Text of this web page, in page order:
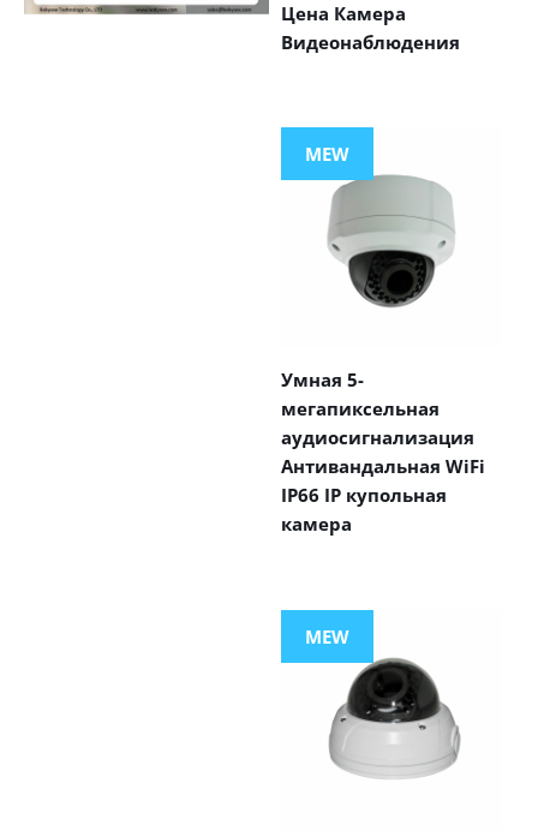
Цена Камера
Видеонаблюдения
MEW
Умная 5-
мегапиксельная
аудиосигнализация
Антивандальная WiFi
IP66 IP купольная
камера
MEW